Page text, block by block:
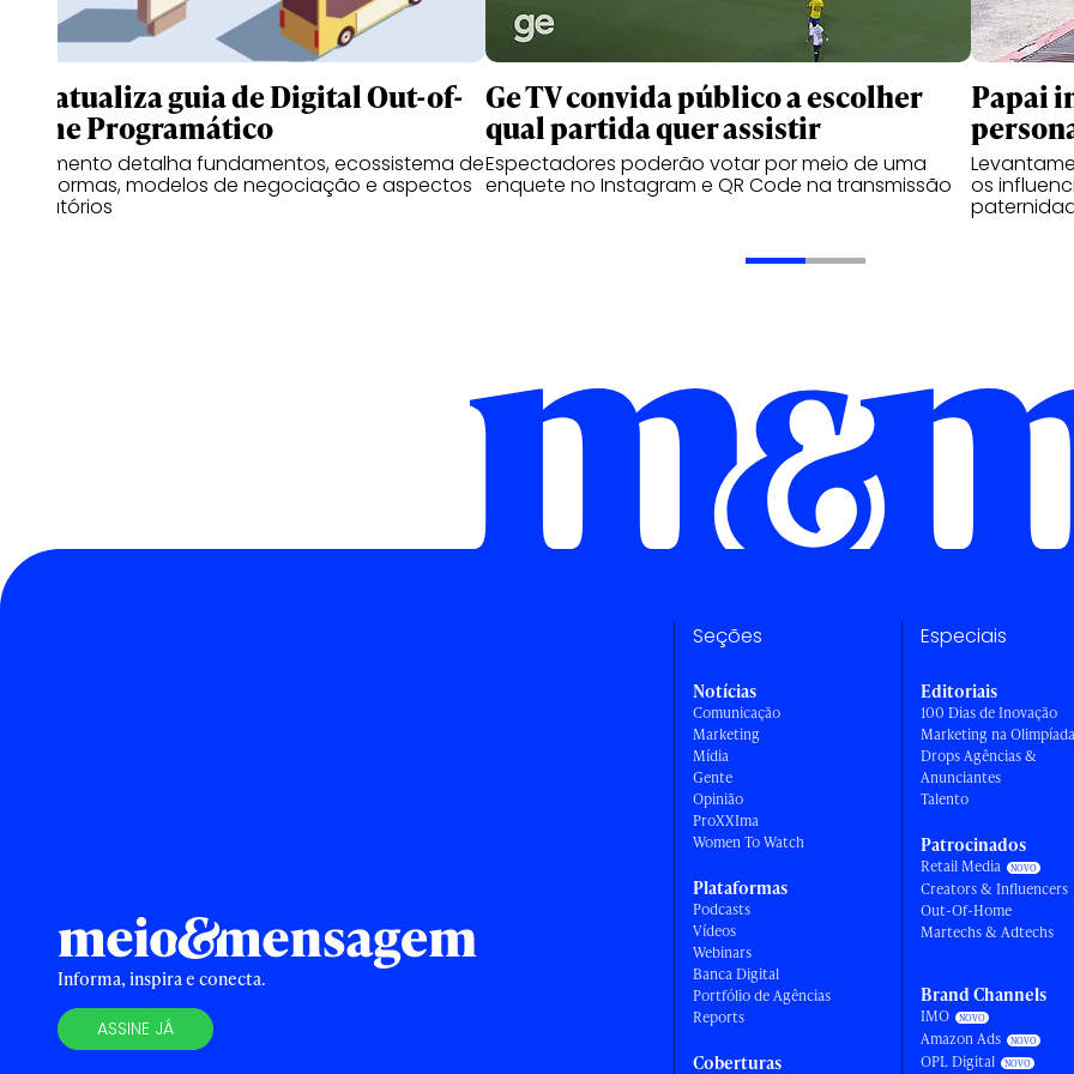
IAB atualiza guia de Digital Out-of-
Home Programático
Documento detalha fundamentos, ecossistema de
plataformas, modelos de negociação e aspectos
regulatórios
Ge TV convida público a escolher
qual partida quer assistir
Espectadores poderão votar por meio de uma
enquete no Instagram e QR Code na transmissão
Papai
os
Informa, inspira e conecta.
ASSINE JÁ
Seções
Notícias
Comunicação
Marketing
Mídia
Gente
Opinião
ProXXIma
Women To Watch
Plataformas
Podcasts
Vídeos
Webinars
Banca Digital
Portfólio de Agências
Reports
Coberturas
Especiais
Editoriais
100 Dias de Inovação
Marketing na Olimpíada
Drops Agências &
Anunciantes
Talento
Patrocinados
Retail Media
Creators & Influencers
Out-Of-Home
Martechs & Adtechs
Brand Channels
IMO
Amazon Ads
OPL Digital